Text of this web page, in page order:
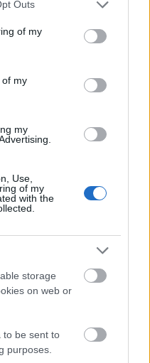
You may click to
its third-party tags to
in below Google
Outs
of my
of my
my
Use,
of my
with the
storage
on web or
to be sent to
purposes.
egy fiatal
szerint a
semmifajta
megérteni,
- jelentette ki,
tartják számon.
mint húsz
számos